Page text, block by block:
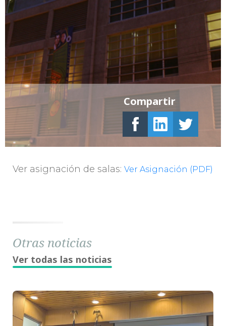
Ver asignación de salas: Ver Asignación (PDF)
Compartir
Otras noticias
Ver todas las noticias